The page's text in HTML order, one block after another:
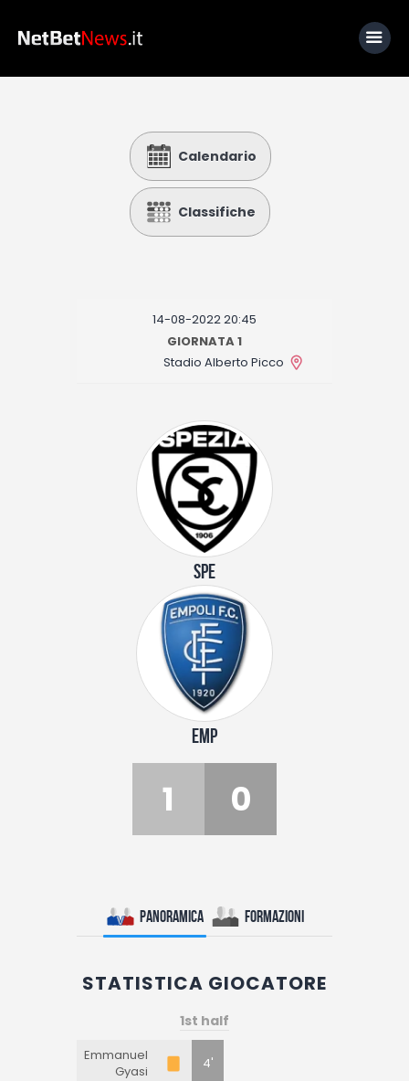
Calcio
Basket
Fantacalcio
I consigli di Giulia
Calendario
Classifiche
14-08-2022 20:45
GIORNATA 1
Stadio Alberto Picco
SPE
EMP
1 0
Panoramica Formazioni
STATISTICA GIOCATORE
1st half
Emmanuel
Gyasi
4'